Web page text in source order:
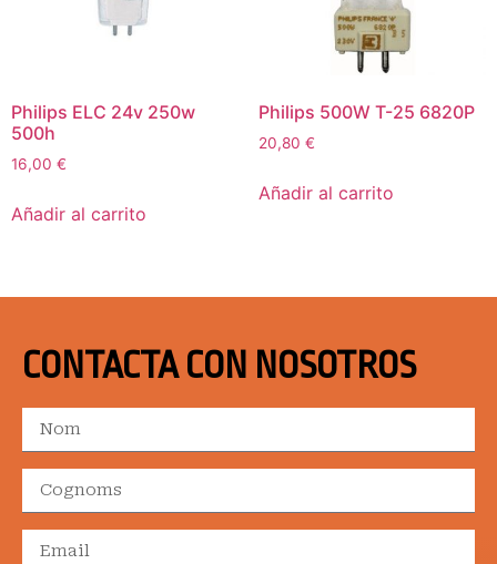
Philips ELC 24v 250w
500h
16,00 €
Añadir al carrito
Philips 500W T-25 6820P
20,80 €
Añadir al carrito
CONTACTA CON NOSOTROS